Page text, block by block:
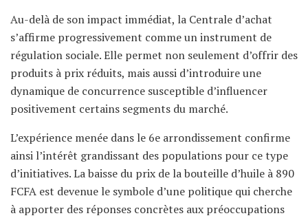
Au-delà de son impact immédiat, la Centrale d’achat
s’affirme progressivement comme un instrument de
régulation sociale. Elle permet non seulement d’offrir des
produits à prix réduits, mais aussi d’introduire une
dynamique de concurrence susceptible d’influencer
positivement certains segments du marché.
L’expérience menée dans le 6e arrondissement confirme
ainsi l’intérêt grandissant des populations pour ce type
d’initiatives. La baisse du prix de la bouteille d’huile à 890
FCFA est devenue le symbole d’une politique qui cherche
à apporter des réponses concrètes aux préoccupations